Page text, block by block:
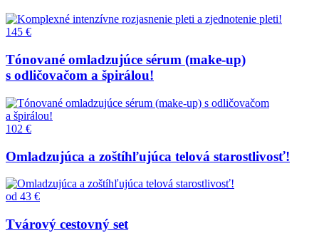
145 €
Tónované omladzujúce sérum (make-up)
s odličovačom a špirálou!
102 €
Omladzujúca a zoštíhľujúca telová starostlivosť!
od 43 €
Tvárový cestovný set